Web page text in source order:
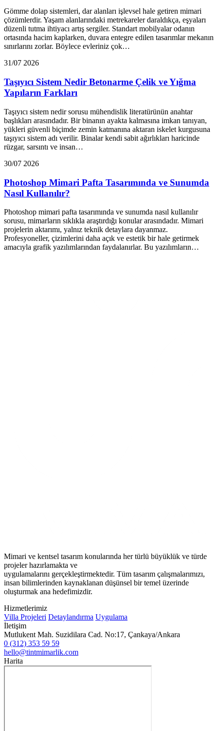
Gömme dolap sistemleri, dar alanları işlevsel hale getiren mimari
çözümlerdir. Yaşam alanlarındaki metrekareler daraldıkça, eşyaları
düzenli tutma ihtiyacı artış sergiler. Standart mobilyalar odanın
ortasında hacim kaplarken, duvara entegre edilen tasarımlar mekanın
sınırlarını zorlar. Böylece evleriniz çok…
31/07 2026
Taşıyıcı Sistem Nedir Betonarme Çelik ve Yığma
Yapıların Farkları
Taşıyıcı sistem nedir sorusu mühendislik literatürünün anahtar
başlıkları arasındadır. Bir binanın ayakta kalmasına imkan tanıyan,
yükleri güvenli biçimde zemin katmanına aktaran iskelet kurgusuna
taşıyıcı sistem adı verilir. Binalar kendi sabit ağırlıkları haricinde
rüzgar, sarsıntı ve insan…
30/07 2026
Photoshop Mimari Pafta Tasarımında ve Sunumda
Nasıl Kullanılır?
Photoshop mimari pafta tasarımında ve sunumda nasıl kullanılır
sorusu, mimarların sıklıkla araştırdığı konular arasındadır. Mimari
projelerin aktarımı, yalnız teknik detaylara dayanmaz.
Profesyoneller, çizimlerini daha açık ve estetik bir hale getirmek
amacıyla grafik yazılımlarından faydalanırlar. Bu yazılımların…
Mimari ve kentsel tasarım konularında her türlü büyüklük ve türde
projeler hazırlamakta ve
uygulamalarını gerçekleştirmektedir. Tüm tasarım çalışmalarımızı,
insan bilimlerinden kaynaklanan düşünsel bir temel üzerinde
oluşturmak ana hedefimizdir.
Hizmetlerimiz
Villa Projeleri Detaylandırma Uygulama
İletişim
Mutlukent Mah. Suzidilara Cad. No:17, Çankaya/Ankara
0 (312) 353 59 59
hello@tintmimarlik.com
Harita